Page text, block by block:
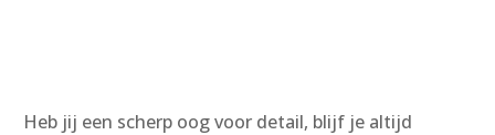
Heb jij een scherp oog voor detail, blijf je altijd